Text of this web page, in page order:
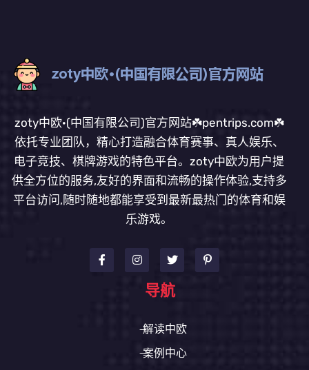
zoty中欧·(中国有限公司)官方网站☘️pentrips.com☘️
依托专业团队，精心打造融合体育赛事、真人娱乐、
电子竞技、棋牌游戏的特色平台。zoty中欧为用户提
供全方位的服务,友好的界面和流畅的操作体验,支持多
平台访问,随时随地都能享受到最新最热门的体育和娱
乐游戏。
导航
解读中欧
案例中心